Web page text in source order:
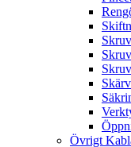
Övrigt